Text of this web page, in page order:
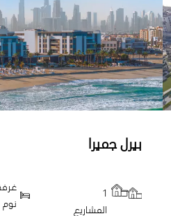
بيرل جميرا
1
المشاريع
نوم